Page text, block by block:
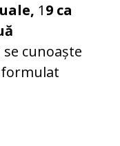
19 ca
cunoaște
formulat